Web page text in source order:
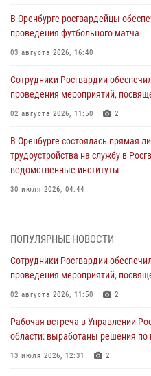
В Оренбурге росгвардейцы
проведения футбольного матча
03 августа 2026, 16:40
Сотрудники Росгвардии
проведения мероприятий,
02 августа 2026, 11:50 2
В Оренбурге состоялась прямая
трудоустройства на службу в
ведомственные институты
30 июля 2026, 04:44
28 июля 2026, 09:41 1
Росгвардейцы обеспечили
ВМФ в Оренбурге
27 июля 2026, 14:36 2
Росгвардейцы предотвратили
жизненной ситуации (ВИДЕО)
26 июля 2026, 14:45 1
ПОПУЛЯРНЫЕ НОВОСТИ
Сотрудники Росгвардии
проведения мероприятий,
02 августа 2026, 11:50 2
Рабочая встреча в Управлении
области: выработаны решения
13 июля 2026, 12:31 2